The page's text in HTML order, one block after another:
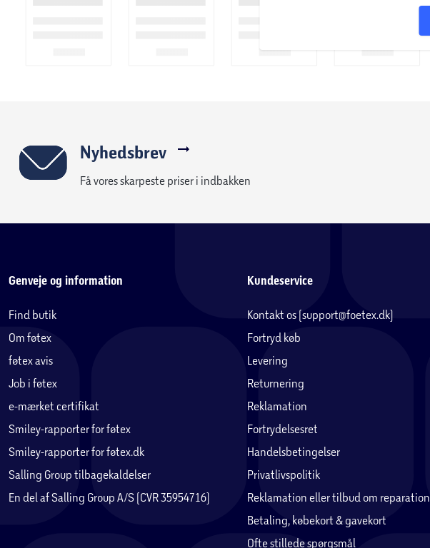
Nyhedsbrev
Få vores skarpeste priser i indbakken
Genveje og information
Find butik
Om føtex
føtex avis
Job i føtex
e-mærket certifikat
Smiley-rapporter for føtex
Smiley-rapporter for føtex.dk
Salling Group tilbagekaldelser
En del af Salling Group A/S (CVR 35954716)
Kundeservice
Kontakt os (support@foetex.dk)
Fortryd køb
Levering
Returnering
Reklamation
Fortrydelsesret
Handelsbetingelser
Privatlivspolitik
Reklamation eller tilbud om reparation
Betaling, købekort & gavekort
Ofte stillede spørgsmål